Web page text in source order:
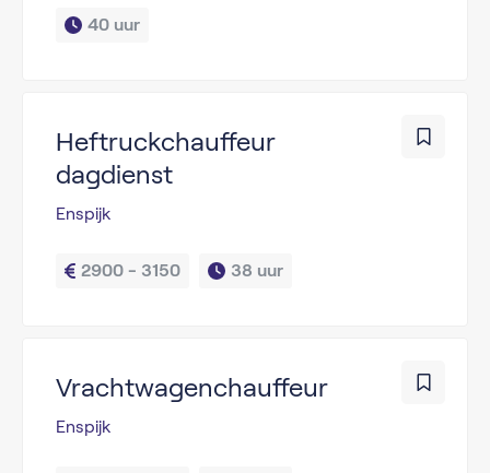
40 uur
Heftruckchauffeur
dagdienst
Enspijk
2900 - 3150 38 uur
Vrachtwagenchauffeur
Enspijk